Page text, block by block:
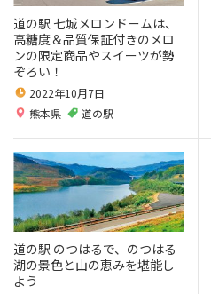
道の駅 七城メロンドームは、
高糖度＆品質保証付きのメロ
ンの限定商品やスイーツが勢
ぞろい！
2022年10月7日
熊本県
道の駅
道の駅 のつはるで、のつはる
湖の景色と山の恵みを堪能し
よう